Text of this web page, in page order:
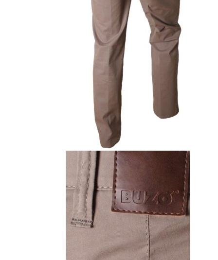
Naisten housut
Leggingsit ja collegehousut
Naisten housut
Naisten farkut
Caprit ja shortsit
Naisten asusteet
Vyöt ja korut
Naisten päähineet, huivit ja käsineet
Naisten yöasut ja alusvaatteet
Naisten alusvaatteet
Sukat ja sukkahousut
Naisten yöasut
Naisten aamutakit ja kylpytakit
Naisten kevät-ja syystakit
Naisten nahkatakit
Naisten talvitakit
Lasten paidat
Lasten paidat
Lasten kauluspaidat
Lasten trikoopaidat
Lasten colleget ja hupparit
Lasten neuleet
Lasten mekot ja hameet
Mekot ja hameet
Lasten puvut,bleiserit,liivit